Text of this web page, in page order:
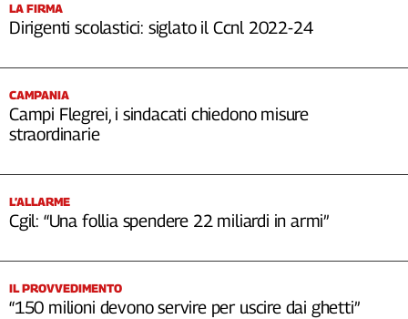
La
redazione
Newsletter
LA FIRMA
Dirigenti scolastici: siglato il Ccnl 2022-24
CAMPANIA
Campi Flegrei, i sindacati chiedono misure
straordinarie
L’ALLARME
Cgil: “Una follia spendere 22 miliardi in armi”
IL PROVVEDIMENTO
“150 milioni devono servire per uscire dai ghetti”